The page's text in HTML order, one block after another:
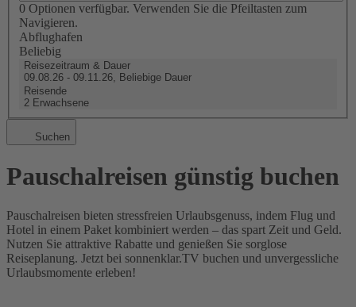
0 Optionen verfügbar. Verwenden Sie die Pfeiltasten zum
Navigieren.
Abflughafen
Beliebig
Reisezeitraum & Dauer
09.08.26 - 09.11.26, Beliebige Dauer
Reisende
2 Erwachsene
Suchen
Pauschalreisen günstig buchen
Pauschalreisen bieten stressfreien Urlaubsgenuss, indem Flug und
Hotel in einem Paket kombiniert werden – das spart Zeit und Geld.
Nutzen Sie attraktive Rabatte und genießen Sie sorglose
Reiseplanung. Jetzt bei sonnenklar.TV buchen und unvergessliche
Urlaubsmomente erleben!